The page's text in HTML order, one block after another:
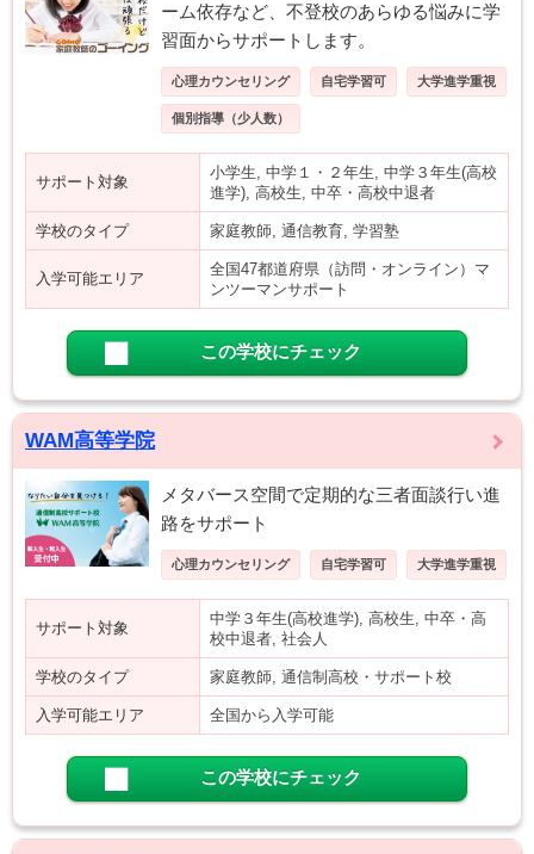
ーム依存など、不登校のあらゆる悩みに学
習面からサポートします。
心理カウンセリング 自宅学習可 大学進学重視
個別指導（少人数）
サポート対象
小学生, 中学１・２年生, 中学３年生(高校
進学), 高校生, 中卒・高校中退者
学校のタイプ 家庭教師, 通信教育, 学習塾
入学可能エリア
全国47都道府県（訪問・オンライン）マ
ンツーマンサポート
この学校にチェック
WAM高等学院
メタバース空間で定期的な三者面談行い進
路をサポート
心理カウンセリング 自宅学習可 大学進学重視
サポート対象
中学３年生(高校進学), 高校生, 中卒・高
校中退者, 社会人
学校のタイプ 家庭教師, 通信制高校・サポート校
入学可能エリア 全国から入学可能
この学校にチェック